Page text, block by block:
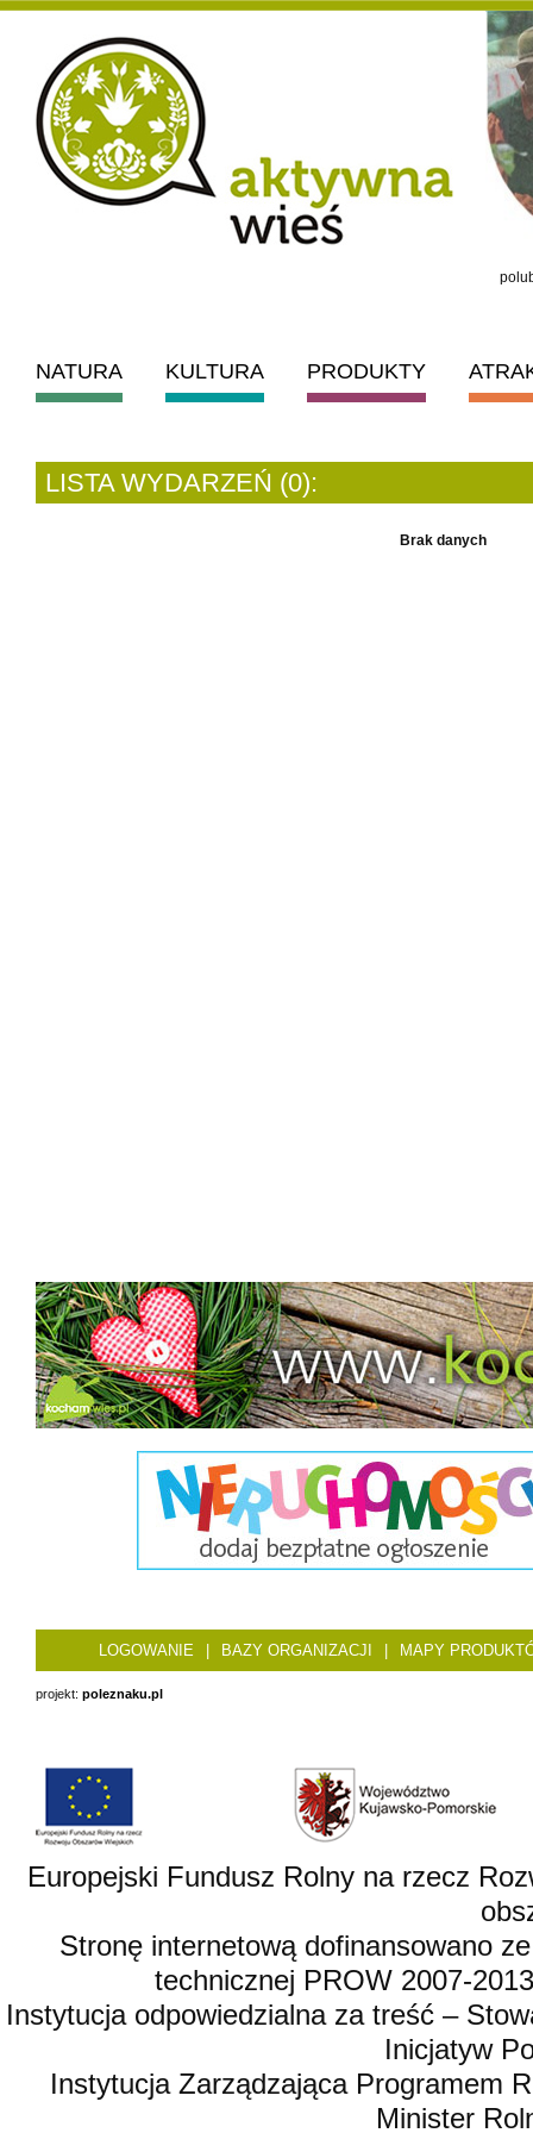
NATURA KULTURA PRODUKTY
LISTA WYDARZEŃ (0):
Brak danych
LOGOWANIE BAZY ORGANIZACJI MAPY
projekt: poleznaku.pl
Europejski Fundusz Rolny na rzecz
Stronę internetową dofinansowano
technicznej PROW 2007-
Instytucja odpowiedzialna za treść –
Inicjatyw
Instytucja Zarządzająca Programem
Minister